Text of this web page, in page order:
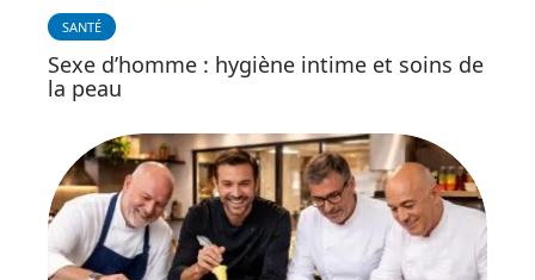
SANTÉ
Sexe d’homme : hygiène intime et soins de
la peau